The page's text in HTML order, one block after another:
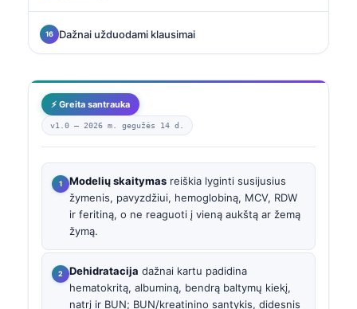
Dažnai užduodami klausimai
⚡ Greita santrauka
v1.0 — 2026 m. gegužės 14 d.
Modelių skaitymas reiškia lyginti susijusius
žymenis, pavyzdžiui, hemoglobiną, MCV, RDW
ir feritiną, o ne reaguoti į vieną aukštą ar žemą
žymą.
Dehidratacija dažnai kartu padidina
hematokritą, albuminą, bendrą baltymų kiekį,
natrį ir BUN; BUN/kreatinino santykis, didesnis